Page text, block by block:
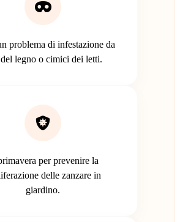
problema di infestazione da
legno o cimici dei letti.
per prevenire la
delle zanzare in
giardino.